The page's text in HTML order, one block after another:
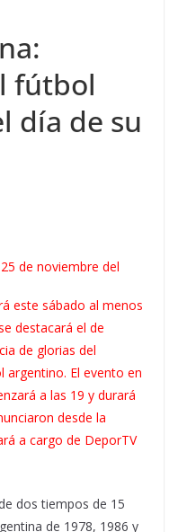
fútbol
día de su
de noviembre del
este sábado al menos
destacará el de
de glorias del
argentino. El evento en
a las 19 y durará
desde la
a cargo de DeporTV
dos tiempos de 15
de 1978, 1986 y